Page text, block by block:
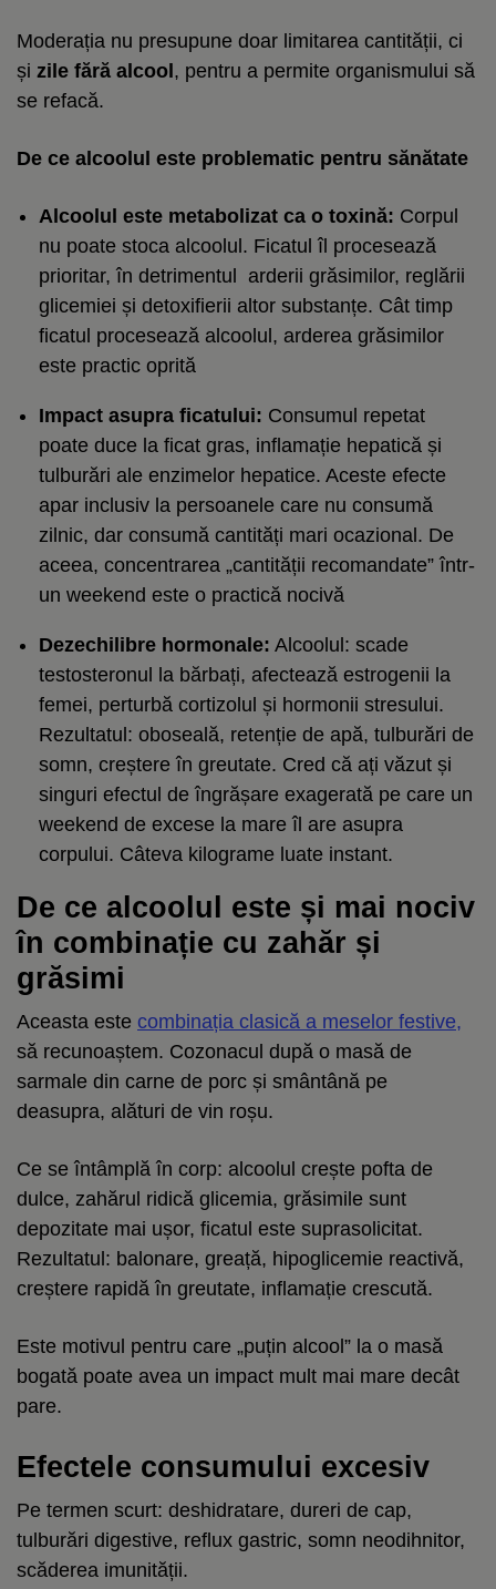
Moderația nu presupune doar limitarea cantității, ci
și zile fără alcool, pentru a permite organismului să
se refacă.
De ce alcoolul este problematic pentru sănătate
Alcoolul este metabolizat ca o toxină: Corpul
nu poate stoca alcoolul. Ficatul îl procesează
prioritar, în detrimentul arderii grăsimilor, reglării
glicemiei și detoxifierii altor substanțe. Cât timp
ficatul procesează alcoolul, arderea grăsimilor
este practic oprită
Impact asupra ficatului: Consumul repetat
poate duce la ficat gras, inflamație hepatică și
tulburări ale enzimelor hepatice. Aceste efecte
apar inclusiv la persoanele care nu consumă
zilnic, dar consumă cantități mari ocazional. De
aceea, concentrarea „cantității recomandate” într-
un weekend este o practică nocivă
Dezechilibre hormonale: Alcoolul: scade
testosteronul la bărbați, afectează estrogenii la
femei, perturbă cortizolul și hormonii stresului.
Rezultatul: oboseală, retenție de apă, tulburări de
somn, creștere în greutate. Cred că ați văzut și
singuri efectul de îngrășare exagerată pe care un
weekend de excese la mare îl are asupra
corpului. Câteva kilograme luate instant.
De ce alcoolul este și mai nociv
în combinație cu zahăr și
grăsimi
Aceasta este combinația clasică a meselor festive,
să recunoaștem. Cozonacul după o masă de
sarmale din carne de porc și smântână pe
deasupra, alături de vin roșu.
Ce se întâmplă în corp: alcoolul crește pofta de
dulce, zahărul ridică glicemia, grăsimile sunt
depozitate mai ușor, ficatul este suprasolicitat.
Rezultatul: balonare, greață, hipoglicemie reactivă,
creștere rapidă în greutate, inflamație crescută.
Este motivul pentru care „puțin alcool” la o masă
bogată poate avea un impact mult mai mare decât
pare.
Efectele consumului excesiv
Pe termen scurt: deshidratare, dureri de cap,
tulburări digestive, reflux gastric, somn neodihnitor,
scăderea imunității.